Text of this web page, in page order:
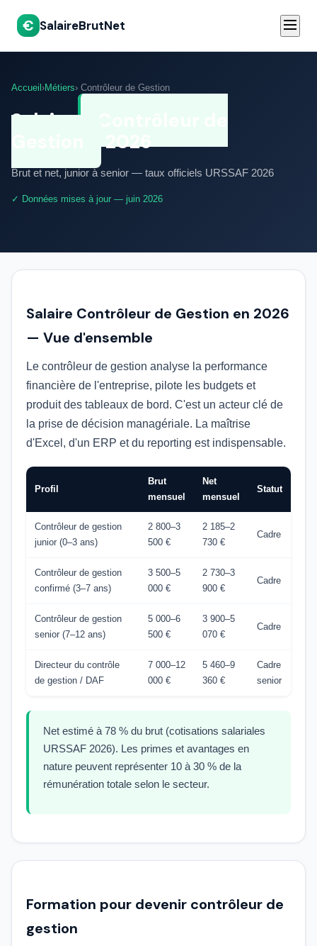
€ SalaireBrutNet
Accueil ›Métiers› Contrôleur de Gestion
Salaire
2026
Brut et net, junior à senior — taux officiels URSSAF 2026
✓ Données mises à jour — juin 2026
Salaire Contrôleur de Gestion en 2026
— Vue d'ensemble
Le contrôleur de gestion analyse la performance
financière de l'entreprise, pilote les budgets et
produit des tableaux de bord. C'est un acteur clé de
la prise de décision managériale. La maîtrise
d'Excel, d'un ERP et du reporting est indispensable.
Profil
Brut
mensuel
Net
mensuel
Statut
Contrôleur de gestion
junior (0–3 ans)
2 800–3
500 €
2 185–2
730 €
Cadre
Contrôleur de gestion
confirmé (3–7 ans)
3 500–5
000 €
2 730–3
900 €
Cadre
Contrôleur de gestion
senior (7–12 ans)
5 000–6
500 €
3 900–5
070 €
Cadre
Directeur du contrôle
de gestion / DAF
7 000–12
000 €
5 460–9
360 €
Cadre
senior
Net estimé à 78 % du brut (cotisations salariales
URSSAF 2026). Les primes et avantages en
nature peuvent représenter 10 à 30 % de la
rémunération totale selon le secteur.
Formation pour devenir contrôleur de
gestion